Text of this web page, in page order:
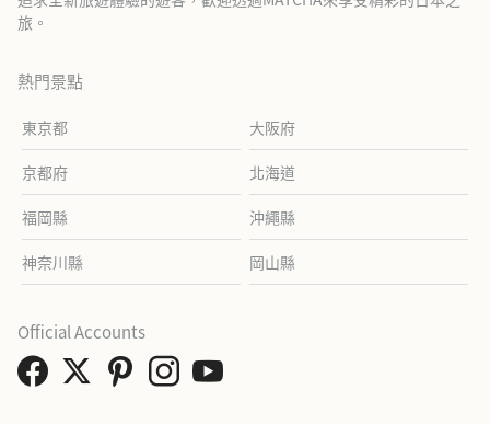
旅。
熱門景點
東京都 大阪府
京都府 北海道
福岡縣 沖繩縣
神奈川縣 岡山縣
Official Accounts